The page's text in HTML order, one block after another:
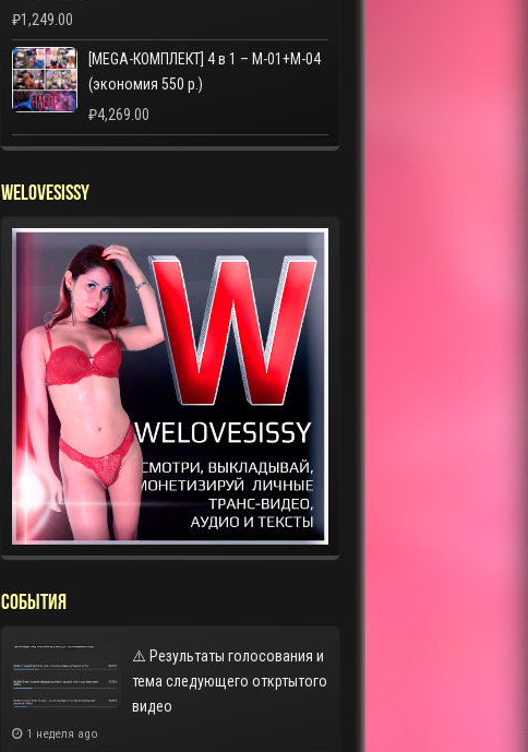
₽1,249.00
[MEGA-КОМПЛЕКТ] 4 в 1 – M-01+M-04
(экономия 550 р.)
₽4,269.00
WELOVESISSY
СОБЫТИЯ
⚠️ Результаты голосования и
тема следующего откртытого
видео
1 неделя ago